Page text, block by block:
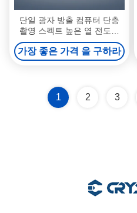
단일 광자 방출 컴퓨터 단층
촬영 스펙트 높은 열 전도성
가그 크리스탈
가장 좋은 가격 을 구하라
1 2 3